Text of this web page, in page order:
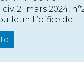
21 mars 2024,
L’office de...